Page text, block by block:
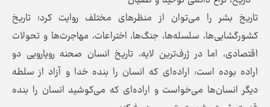
تاریخ بشر را می‌توان از منظرهای مختلف روایت کرد؛ تاریخ
کشورگشایی‌ها، سلسله‌ها، جنگ‌ها، اختراعات، مهاجرت‌ها و تحولات
اقتصادی، اما در ژرف‌ترین لایه، تاریخ انسان صحنه رویارویی دو
اراده بوده است: اراده‌ای که انسان را بنده خدا و آزاد از سلطه
دیگر انسان‌ها می‌خواست و اراده‌ای که می‌کوشید انسان را بنده